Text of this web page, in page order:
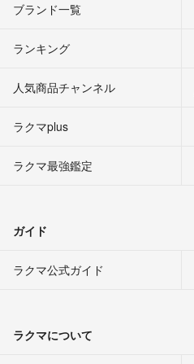
ブランド一覧
ランキング
人気商品チャンネル
ラクマplus
ラクマ最強鑑定
ガイド
ラクマ公式ガイド
ラクマについて